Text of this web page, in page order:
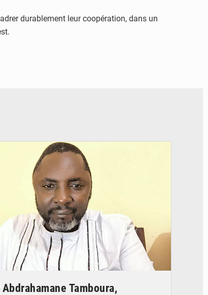
durablement leur coopération, dans un
Abdrahamane Tamboura,